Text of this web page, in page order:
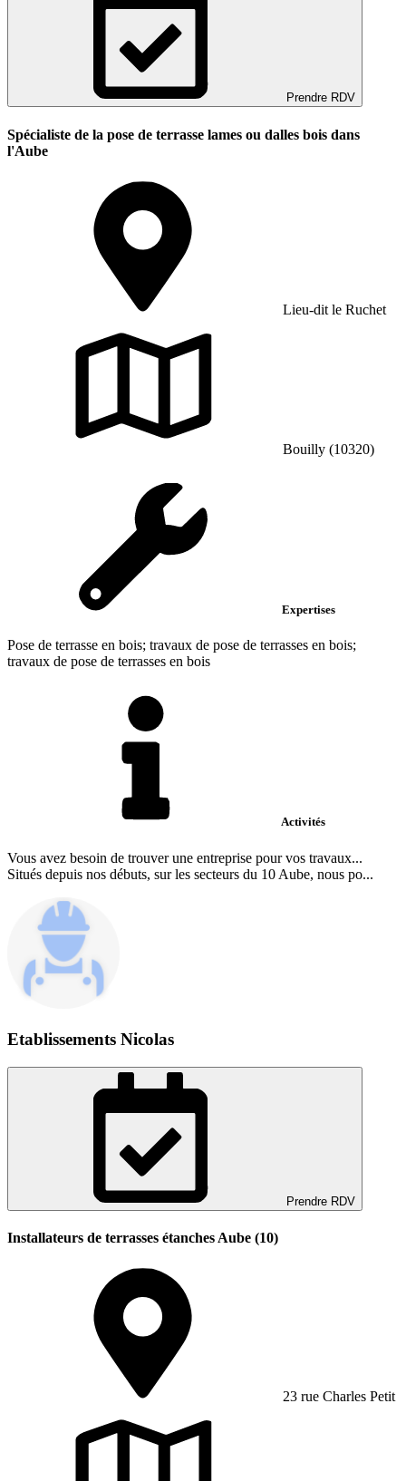
Prendre RDV
Spécialiste de la pose de terrasse lames ou dalles bois dans
l'Aube
Lieu-dit le Ruchet
Bouilly (10320)
Expertises
Pose de terrasse en bois; travaux de pose de terrasses en bois;
travaux de pose de terrasses en bois
Activités
Vous avez besoin de trouver une entreprise pour vos travaux...
Situés depuis nos débuts, sur les secteurs du 10 Aube, nous po...
Etablissements Nicolas
Prendre RDV
Installateurs de terrasses étanches Aube (10)
23 rue Charles Petit